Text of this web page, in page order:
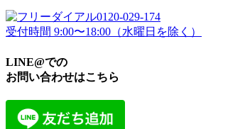
0120-029-174
受付時間 9:00〜18:00（水曜日を除く）
LINE@での
お問い合わせはこちら